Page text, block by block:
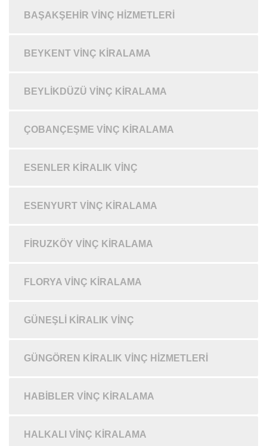
BAŞAKŞEHIR VINÇ HIZMETLERI
BEYKENT VINÇ KIRALAMA
BEYLIKDÜZÜ VINÇ KIRALAMA
ÇOBANÇEŞME VINÇ KIRALAMA
ESENLER KIRALIK VINÇ
ESENYURT VINÇ KIRALAMA
FIRUZKÖY VINÇ KIRALAMA
FLORYA VINÇ KIRALAMA
GÜNEŞLI KIRALIK VINÇ
GÜNGÖREN KIRALIK VINÇ HIZMETLERI
HABIBLER VINÇ KIRALAMA
HALKALI VINÇ KIRALAMA